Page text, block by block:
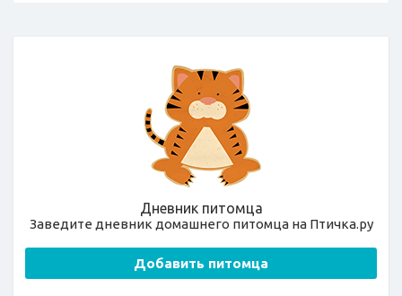
Дневник питомца
Заведите дневник домашнего питомца на Птичка.ру
Добавить питомца